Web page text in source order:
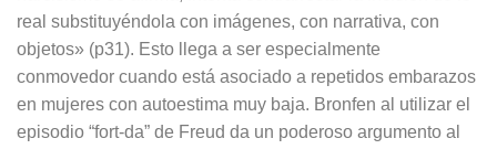
real substituyéndola con imágenes, con narrativa, con
objetos» (p31). Esto llega a ser especialmente
conmovedor cuando está asociado a repetidos embarazos
en mujeres con autoestima muy baja. Bronfen al utilizar el
episodio “fort-da” de Freud da un poderoso argumento al